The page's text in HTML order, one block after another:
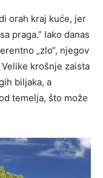
orah kraj kuće, jer
praga.” Iako danas
„zlo“, njegov
krošnje zaista
biljaka, a
temelja, što može